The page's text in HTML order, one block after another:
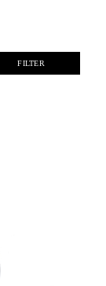
FILTER